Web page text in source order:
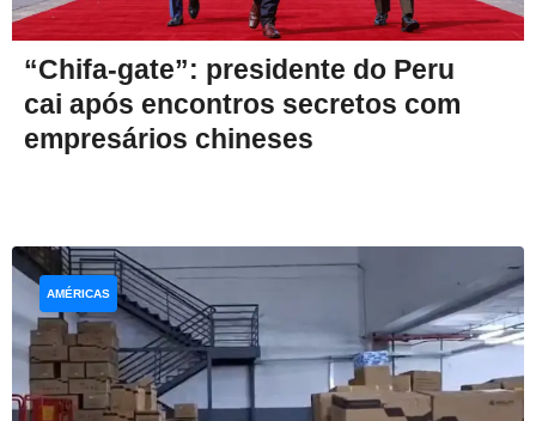
“Chifa-gate”: presidente do Peru
cai após encontros secretos com
empresários chineses
AMÉRICAS